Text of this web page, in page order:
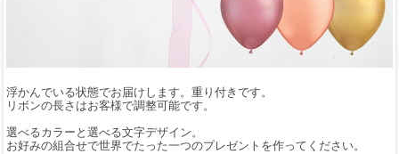
浮かんでいる状態でお届けします。重り付きです。
リボンの長さはお客様で調整可能です。
選べるカラーと選べる文字デザイン。
お好みの組合せで世界でたった一つのプレゼントを作ってください。